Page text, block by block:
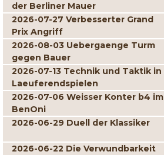
der Berliner Mauer
2026-07-27 Verbesserter Grand
Prix Angriff
2026-08-03 Uebergaenge Turm
gegen Bauer
2026-07-13 Technik und Taktik in
Laeuferendspielen
2026-07-06 Weisser Konter b4 im
BenOni
2026-06-29 Duell der Klassiker
2026-06-22 Die Verwundbarkeit